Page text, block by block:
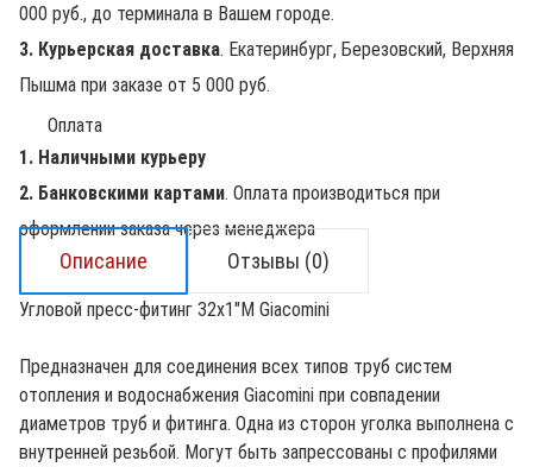
000 руб., до терминала в Вашем городе.
3. Курьерская доставка. Екатеринбург, Березовский, Верхняя
Пышма при заказе от 5 000 руб.
Оплата
1. Наличными курьеру
2. Банковскими картами. Оплата производиться при
оформлении заказа через менеджера
Описание Отзывы (0)
Угловой пресс-фитинг 32х1"М Giacomini
Предназначен для соединения всех типов труб систем
отопления и водоснабжения Giacomini при совпадении
диаметров труб и фитинга. Одна из сторон уголка выполнена с
внутренней резьбой. Могут быть запрессованы с профилями